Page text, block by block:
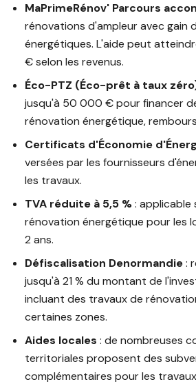
MaPrimeRénov' Parcours
rénovations d'ampleur avec gain
énergétiques. L'aide peut
€ selon les revenus.
Éco-PTZ (Éco-prêt à taux
jusqu'à 50 000 € pour financer
rénovation énergétique,
Certificats d'Économie
versées par les fournisseurs
les travaux.
TVA réduite à 5,5 %: applicable
rénovation énergétique pour les
2 ans.
Défiscalisation Denormandie:
jusqu'à 21 % du montant de
incluant des travaux de
certaines zones.
Aides locales : de nombreuses
territoriales proposent des
complémentaires pour les